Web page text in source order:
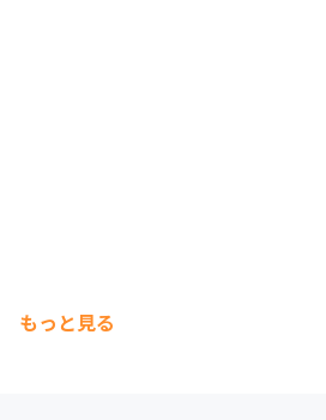
もっと見る